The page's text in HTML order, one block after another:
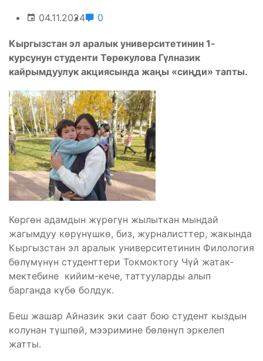
04.11.2024 0
Кыргызстан эл аралык университетинин 1-
курсунун студенти Төрөкулова Гүлназик
кайрымдуулук акциясында жаңы «сиңди» тапты.
Көргөн адамдын жүрөгүн жылыткан мындай
жагымдуу көрүнүшкө, биз, журналисттер, жакында
Кыргызстан эл аралык университетинин Филология
бөлүмүнүн студенттери Токмоктогу Чүй жатак-
мектебине кийим-кече, таттууларды алып
барганда күбө болдук.
Беш жашар Айназик эки саат бою студент кыздын
колунан түшпөй, мээримине бөлөнүп эркелеп
жатты.